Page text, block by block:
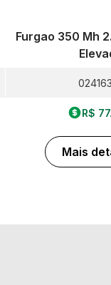
Furgao 350 Mh
R$
Mais